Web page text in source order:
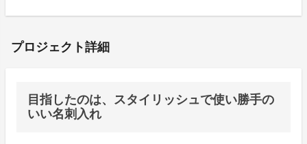
プロジェクト詳細
目指したのは、スタイリッシュで使い勝手の
いい名刺入れ